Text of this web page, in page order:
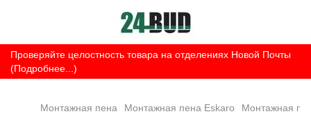
Проверяйте целостность товара на отделениях Новой Почты
(Подробнее...)
Монтажная пена Монтажная пена Eskaro Монтажная